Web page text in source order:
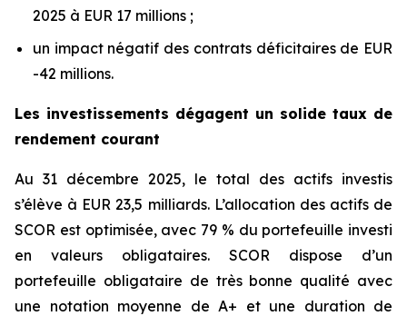
2025 à EUR 17 millions ;
un impact négatif des contrats déficitaires de EUR
-42 millions.
Les investissements dégagent un solide taux de
rendement courant
Au 31 décembre 2025, le total des actifs investis
s’élève à EUR 23,5 milliards. L’allocation des actifs de
SCOR est optimisée, avec 79 % du portefeuille investi
en valeurs obligataires. SCOR dispose d’un
portefeuille obligataire de très bonne qualité avec
une notation moyenne de A+ et une duration de